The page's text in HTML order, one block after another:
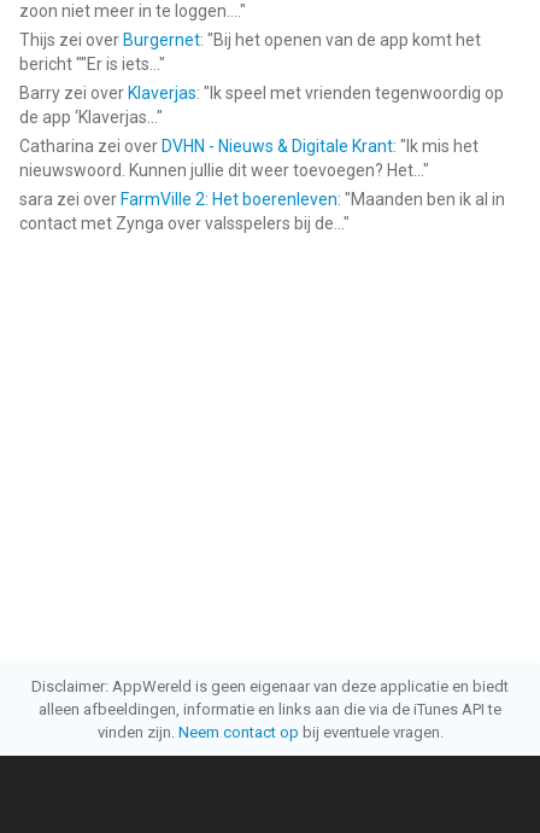
zoon niet meer in te loggen.... "
Thijs zei over Burgernet: "Bij het openen van de app komt het
bericht ""Er is iets... "
Barry zei over Klaverjas: " Ik speel met vrienden tegenwoordig op
de app ‘Klaverjas... "
Catharina zei over DVHN - Nieuws & Digitale Krant: " Ik mis het
nieuwswoord. Kunnen jullie dit weer toevoegen? Het... "
sara zei over FarmVille 2: Het boerenleven: "Maanden ben ik al in
contact met Zynga over valsspelers bij de... "
Disclaimer: AppWereld is geen eigenaar van deze applicatie en biedt
alleen afbeeldingen, informatie en links aan die via de iTunes API te
vinden zijn. Neem contact op bij eventuele vragen.